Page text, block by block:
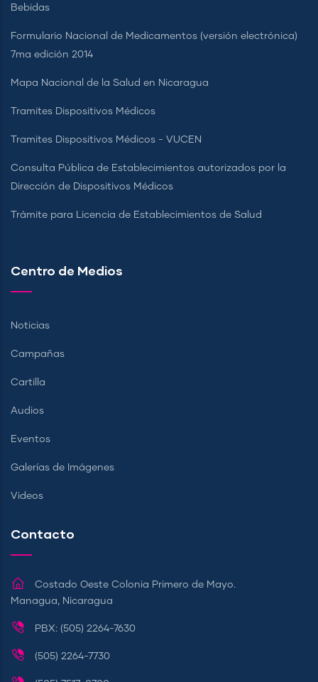
Bebidas
Formulario Nacional de Medicamentos (versión electrónica)
7ma edición 2014
Mapa Nacional de la Salud en Nicaragua
Tramites Dispositivos Médicos
Tramites Dispositivos Médicos - VUCEN
Consulta Pública de Establecimientos autorizados por la
Dirección de Dispositivos Médicos
Trámite para Licencia de Establecimientos de Salud
Centro de Medios
Noticias
Campañas
Cartilla
Audios
Eventos
Galerías de Imágenes
Videos
Contacto
Costado Oeste Colonia Primero de Mayo.
Managua, Nicaragua
PBX: (505) 2264-7630
(505) 2264-7730